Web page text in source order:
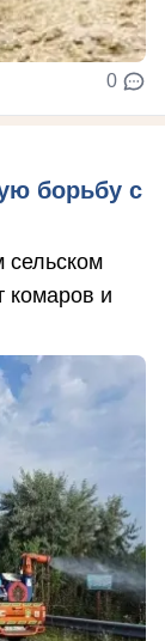
0
борьбу с
сельском
комаров и